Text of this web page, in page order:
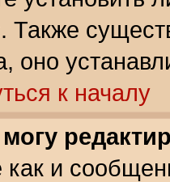
Также
оно
к началу
могу
как и